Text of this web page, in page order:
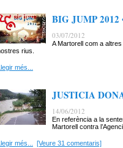
BIG JUMP
03/07/2012
A Martorell com a
rius.
més...
JUSTICIA
14/06/2012
En referència a la
Martorell contra
més... [Veure 31 comentaris]